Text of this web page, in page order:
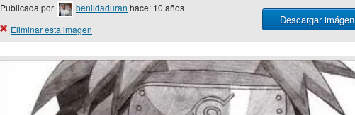
Descargar imágen
Publicada por benildaduran hace: 10 años
Eliminar esta imagen